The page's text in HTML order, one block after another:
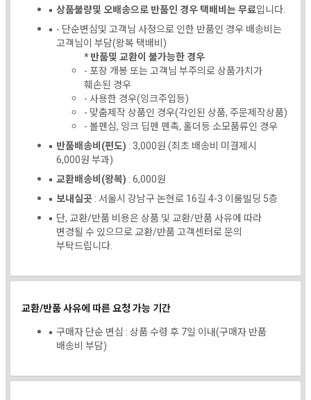
상품불량및 오배송으로 반품인 경우 택배비는 무료입니다.
- 단순변심및 고객님 사정으로 인한 반품인 경우 배송비는
고객님이 부담(왕복 택배비)
* 반품및 교환이 불가능한 경우
- 포장 개봉 또는 고객님 부주의로 상품가치가
훼손된 경우
- 사용한 경우(잉크주입등)
- 맞춤제작 상품인 경우(각인된 상품, 주문제작상품)
- 볼펜심, 잉크 딥펜 펜촉, 홀더등 소모품류인 경우
반품배송비(편도) : 3,000원 (최초 배송비 미결제시
6,000원 부과)
교환배송비(왕복) : 6,000원
보내실곳: 서울시 강남구 논현로 16길 4-3 이룸빌딩 5층
단, 교환/반품 비용은 상품 및 교환/반품 사유에 따라
변경될 수 있으므로 교환/반품 고객센터로 문의
부탁드립니다.
교환/반품 사유에 따른 요청 가능 기간
구매자 단순 변심 : 상품 수령 후 7일 이내(구매자 반품
배송비 부담)